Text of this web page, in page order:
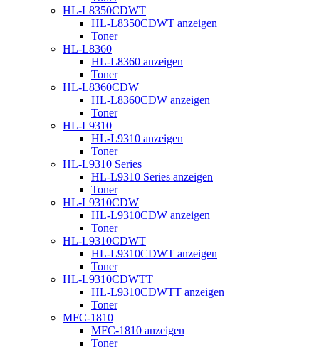
HL-L8350CDWT
HL-L8350CDWT anzeigen
Toner
HL-L8360
HL-L8360 anzeigen
Toner
HL-L8360CDW
HL-L8360CDW anzeigen
Toner
HL-L9310
HL-L9310 anzeigen
Toner
HL-L9310 Series
HL-L9310 Series anzeigen
Toner
HL-L9310CDW
HL-L9310CDW anzeigen
Toner
HL-L9310CDWT
HL-L9310CDWT anzeigen
Toner
HL-L9310CDWTT
HL-L9310CDWTT anzeigen
Toner
MFC-1810
MFC-1810 anzeigen
Toner